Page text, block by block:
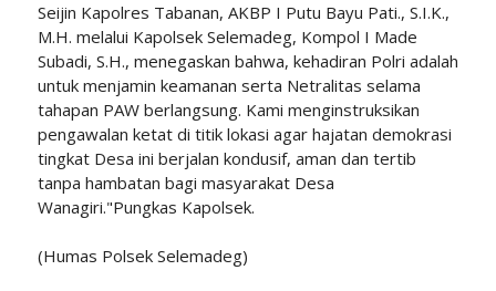
Seijin Kapolres Tabanan, AKBP I Putu Bayu Pati., S.I.K.,
M.H. melalui Kapolsek Selemadeg, Kompol I Made
Subadi, S.H., menegaskan bahwa, kehadiran Polri adalah
untuk menjamin keamanan serta Netralitas selama
tahapan PAW berlangsung. Kami menginstruksikan
pengawalan ketat di titik lokasi agar hajatan demokrasi
tingkat Desa ini berjalan kondusif, aman dan tertib
tanpa hambatan bagi masyarakat Desa
Wanagiri."Pungkas Kapolsek.
(Humas Polsek Selemadeg)